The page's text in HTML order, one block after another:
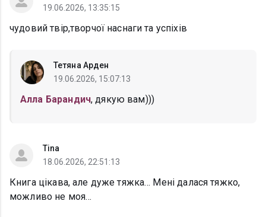
19.06.2026, 13:35:15
чудовий твір,творчої наснаги та успіхів
Тетяна Арден
19.06.2026, 15:07:13
Алла Барандич, дякую вам)))
Tina
18.06.2026, 22:51:13
Книга цікава, але дуже тяжка… Мені далася тяжко,
можливо не моя…